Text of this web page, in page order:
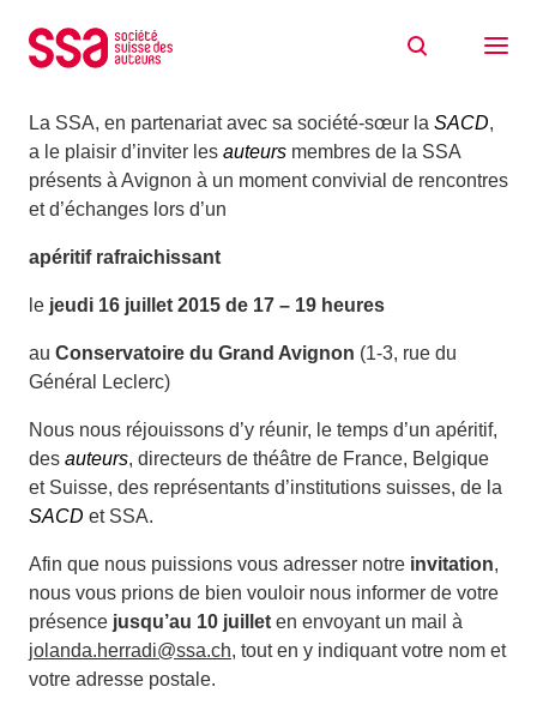
La SSA, en partenariat avec sa société-sœur la SACD,
a le plaisir d’inviter les auteurs membres de la SSA
présents à Avignon à un moment convivial de rencontres
et d’échanges lors d’un
apéritif rafraichissant
le jeudi 16 juillet 2015 de 17 – 19 heures
au Conservatoire du Grand Avignon (1-3, rue du
Général Leclerc)
Nous nous réjouissons d’y réunir, le temps d’un apéritif,
des auteurs, directeurs de théâtre de France, Belgique
et Suisse, des représentants d’institutions suisses, de la
SACD et SSA.
Afin que nous puissions vous adresser notre invitation,
nous vous prions de bien vouloir nous informer de votre
présence jusqu’au 10 juillet en envoyant un mail à
jolanda.herradi@ssa.ch, tout en y indiquant votre nom et
votre adresse postale.